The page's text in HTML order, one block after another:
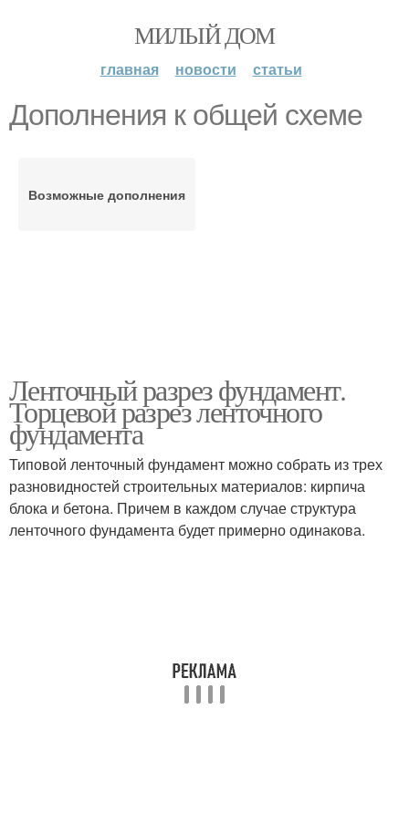
МИЛЫЙ ДОМ
главная новости статьи
Дополнения к общей схеме
Возможные дополнения
Ленточный разрез фундамент.
Торцевой разрез ленточного
фундамента
Типовой ленточный фундамент можно собрать из трех
разновидностей строительных материалов: кирпича
блока и бетона. Причем в каждом случае структура
ленточного фундамента будет примерно одинакова.